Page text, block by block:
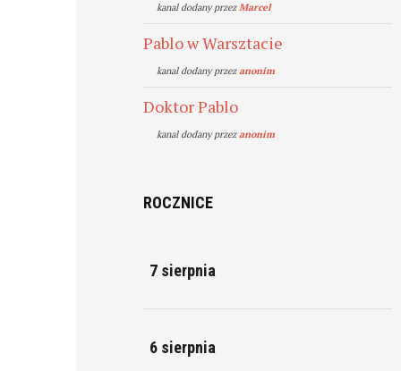
kanal dodany przezMarcel
Pablo w Warsztacie
kanal dodany przezanonim
Doktor Pablo
kanal dodany przezanonim
ROCZNICE
7 sierpnia
6 sierpnia